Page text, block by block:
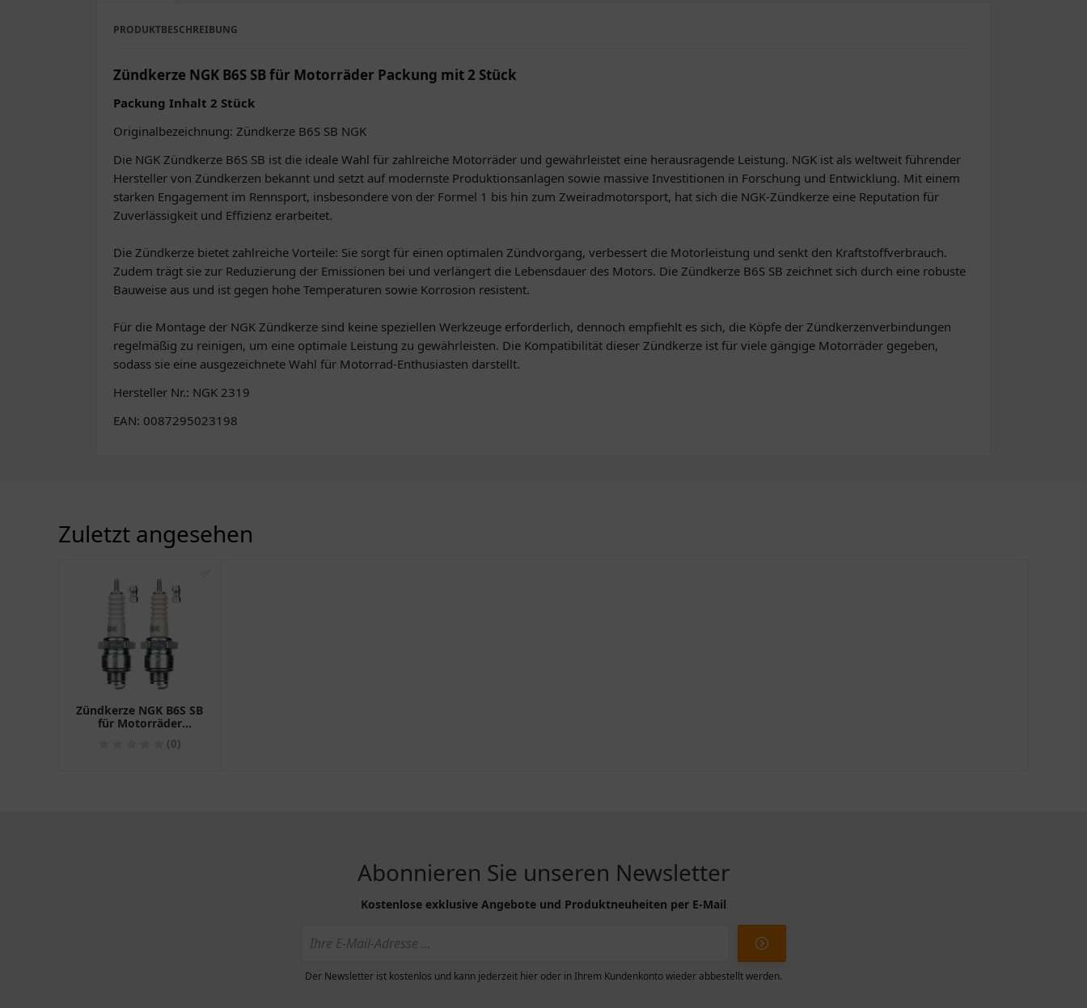
PRODUKTBESCHREIBUNG
Zündkerze NGK B6S SB für Motorräder Packung mit 2 Stück
Packung Inhalt 2 Stück
Originalbezeichnung: Zündkerze B6S SB NGK
Die NGK Zündkerze B6S SB ist die ideale Wahl für zahlreiche Motorräder und gewährleistet eine herausragende Leistung. NGK ist als weltweit führender
Hersteller von Zündkerzen bekannt und setzt auf modernste Produktionsanlagen sowie massive Investitionen in Forschung und Entwicklung. Mit einem
starken Engagement im Rennsport, insbesondere von der Formel 1 bis hin zum Zweiradmotorsport, hat sich die NGK-Zündkerze eine Reputation für
Zuverlässigkeit und Effizienz erarbeitet.
Die Zündkerze bietet zahlreiche Vorteile: Sie sorgt für einen optimalen Zündvorgang, verbessert die Motorleistung und senkt den Kraftstoffverbrauch.
Zudem trägt sie zur Reduzierung der Emissionen bei und verlängert die Lebensdauer des Motors. Die Zündkerze B6S SB zeichnet sich durch eine robuste
Bauweise aus und ist gegen hohe Temperaturen sowie Korrosion resistent.
Für die Montage der NGK Zündkerze sind keine speziellen Werkzeuge erforderlich, dennoch empfiehlt es sich, die Köpfe der Zündkerzenverbindungen
regelmäßig zu reinigen, um eine optimale Leistung zu gewährleisten. Die Kompatibilität dieser Zündkerze ist für viele gängige Motorräder gegeben,
sodass sie eine ausgezeichnete Wahl für Motorrad-Enthusiasten darstellt.
Hersteller Nr.: NGK 2319
EAN: 0087295023198
Zuletzt angesehen
✅
Zündkerze NGK B6S SB
für Motorräder
Packung mit 2 Stück
(0)
Abonnieren Sie unseren Newsletter
Kostenlose exklusive Angebote und Produktneuheiten per E-Mail
Der Newsletter ist kostenlos und kann jederzeit hier oder in Ihrem Kundenkonto wieder abbestellt werden.